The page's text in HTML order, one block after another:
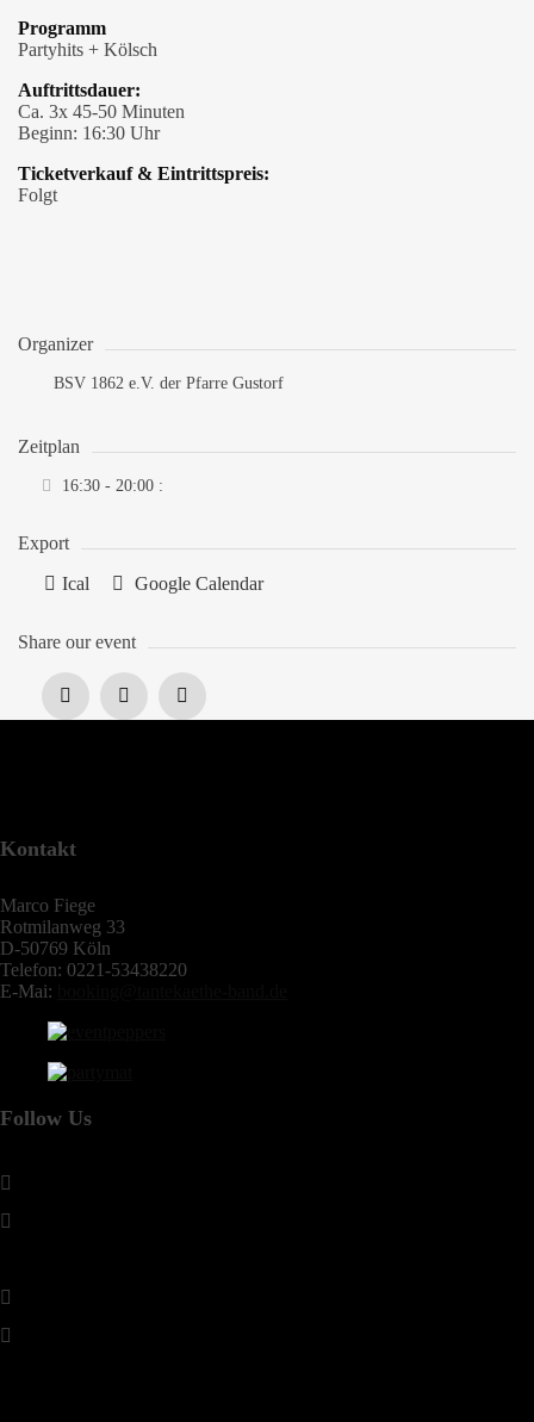
Programm
Partyhits + Kölsch
Auftrittsdauer:
Ca. 3x 45-50 Minuten
Beginn: 16:30 Uhr
Ticketverkauf & Eintrittspreis:
Folgt
Organizer
BSV 1862 e.V. der Pfarre Gustorf
Zeitplan
16:30 - 20:00 :
Export
Ical
Google Calendar
Share our event
Kontakt
Marco Fiege
Rotmilanweg 33
D-50769 Köln
Telefon: 0221-53438220
E-Mai:
Follow Us